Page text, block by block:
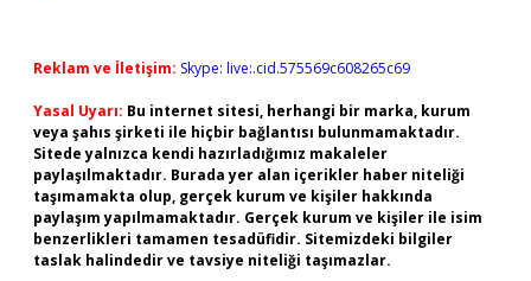
Reklam ve İletişim: Skype: live:.cid.575569c608265c69
Yasal Uyarı: Bu internet sitesi, herhangi bir marka, kurum
veya şahıs şirketi ile hiçbir bağlantısı bulunmamaktadır.
Sitede yalnızca kendi hazırladığımız makaleler
paylaşılmaktadır. Burada yer alan içerikler haber niteliği
taşımamakta olup, gerçek kurum ve kişiler hakkında
paylaşım yapılmamaktadır. Gerçek kurum ve kişiler ile isim
benzerlikleri tamamen tesadüfidir. Sitemizdeki bilgiler
taslak halindedir ve tavsiye niteliği taşımazlar.